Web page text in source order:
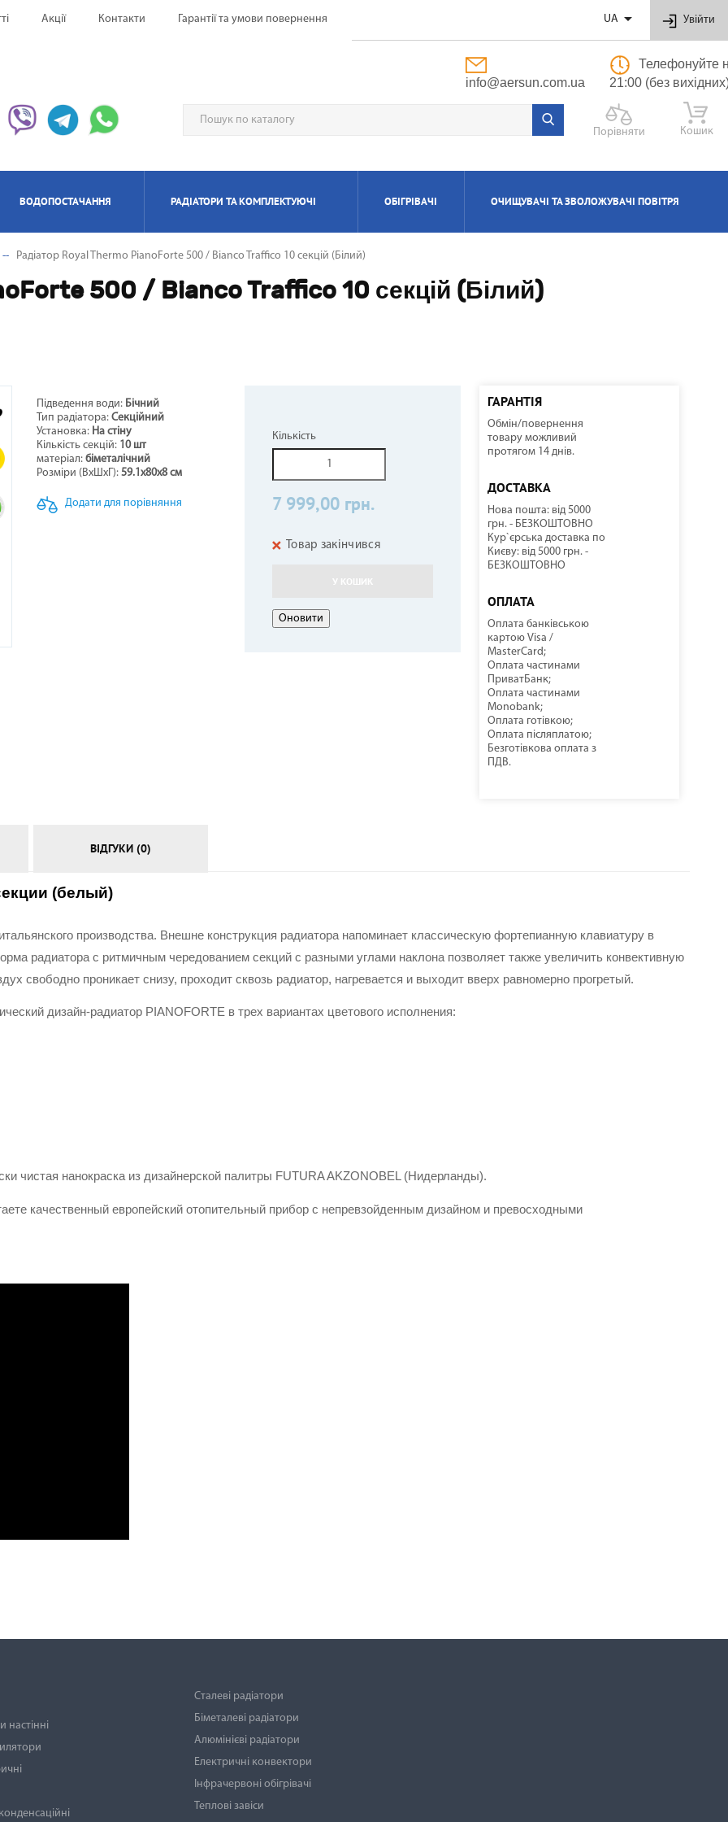
Акції Контакти Гарантії та умови повернення UA  Увійти
info@aersun.com.ua
Телефонуйте
21:00 (без
Порівняти Кошик
СПЛІТ-СИСТЕМА КОНДИЦІОНЕРИ МОБІЛЬНІ
НАПОЛЬНО-СТЕЛЬОВІ КОМПРЕСОРНО-КОНДЕНСАТОРНІ БЛОКИ
НАПОЛЬНІ РЕКУПЕРАТОРИ ПОВІТРЯ ПОБУТОВІ
ЕЛЕКТРИЧНІ КОТЛИ ГАЗОВІ
ЖАРОТРУБНІ СОНЯЧНІ КОЛЕКТОРИ
ВОДОПОСТАЧАННЯ
ПРОТОЧНІ ГАЗОВІ КОЛОНКИ
ДО БОЙЛЕРІВ -
ВОДОНАГРІВАЧІВ
КУЛЕРИ ДЛЯ ВОДИ
РАДІАТОРИ ТА КОМПЛЕКТУЮЧІ
БІМЕТАЛЕВІ РАДІАТОРИ АЛЮМІНІЄВІ
ОБІГРІВАЧІ
ОБІГРІВАЧІ UFO ПАНЕЛЬНІІ ОБІГРІВАЧІ
ЗАВІСИ ТЕПЛОВІ ГАРМАТИ
ОЧИЩУВАЧІ ТА ЗВОЛОЖУВАЧІ ПОВІТРЯ
ПОВІТРЯ ОСУШУВАЧІ ПОВІТРЯ
Радіатор Royal Thermo PianoForte 500 / Bianco Traffico 10 секцій (Білий)
500 / Bianco Traffico 10 секцій (Білий)
Підведення води: Бічний
Тип радіатора: Секційний
Установка: На стіну
Кількість секцій: 10 шт
матеріал: біметалічний
Розміри (ВxШхГ): 59.1х80х8 см
Додати для порівняння
Кількість
7 999,00 грн.
Товар закінчився
У КОШИК
ГАРАНТІЯ
Обмін/повернення
товару можливий
протягом 14 днів.
ДОСТАВКА
Нова пошта: від 5000
грн. - БЕЗКОШТОВНО
Кур`єрська доставка по
Києву: від 5000 грн. -
БЕЗКОШТОВНО
ОПЛАТА
Оплата банківською
картою Visa /
MasterCard;
Оплата частинами
ПриватБанк;
Оплата частинами
Monobank;
Оплата готівкою;
Оплата післяплатою;
Безготівкова оплата з
ПДВ.
ВІДГУКИ (0)
(белый)
производства. Внешне конструкция радиатора напоминает классическую фортепианную клавиатуру в
радиатора с ритмичным чередованием секций с разными углами наклона позволяет также увеличить конвективную
свободно проникает снизу, проходит сквозь радиатор, нагревается и выходит вверх равномерно прогретый.
дизайн-радиатор PIANOFORTE в трех вариантах цветового исполнения:
чистая нанокраска из дизайнерской палитры FUTURA AKZONOBEL (Нидерланды).
качественный европейский отопительный прибор с непревзойденным дизайном и превосходными
настінні
Сталеві радіатори
Біметалеві радіатори
Алюмінієві радіатори
Електричні конвектори
Інфрачервоні обігрівачі
Теплові завіси